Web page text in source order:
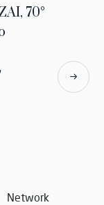
70°
Network